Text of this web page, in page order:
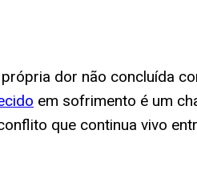
dor não concluída
em sofrimento é um
que continua vivo